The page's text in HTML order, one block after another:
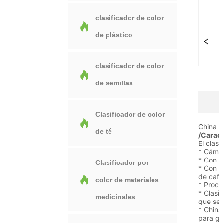
clasificador de color
de plástico
clasificador de color
de semillas
Clasificador de color
de té
Clasificador por
color de materiales
medicinales
/
El
*
* Con
* Con
de
*
*
que
*
para